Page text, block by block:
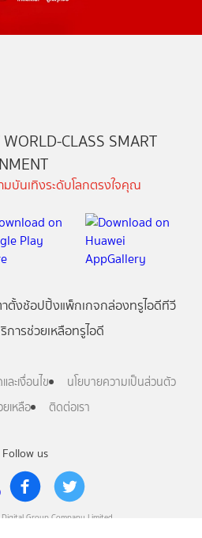
Follow us
Group Company Limited.
CLASS SMART
บันเทิงระดับโลกตรงใจคุณ
ตั้งช้อปปิ้งแพ็กเกจกล่องทรูไอดีทีวี
การช่วยเหลือทรูไอดี
ะเงื่อนไข
นโยบายความเป็นส่วนตัว
เหลือ
ติดต่อเรา